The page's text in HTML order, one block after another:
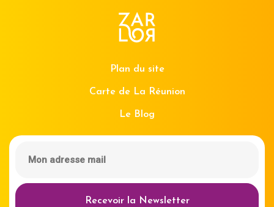
Plan du site
Carte de La Réunion
Le Blog
Recevoir la Newsletter